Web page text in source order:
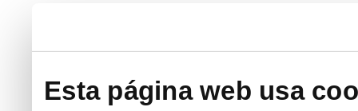
Esta página web usa